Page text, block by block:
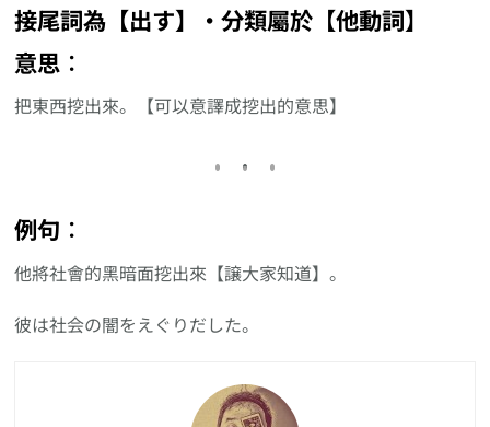
接尾詞為【出す】‧分類屬於【他動詞】
意思︰
把東西挖出來。【可以意譯成挖出的意思】
例句︰
他將社會的黑暗面挖出來【譲大家知道】。
彼は社会の闇をえぐりだした。